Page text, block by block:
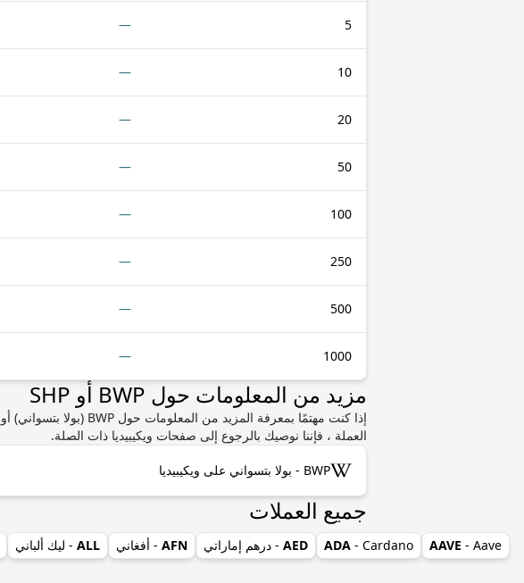
5
—
10
—
20
—
50
—
100
—
250
—
500
—
1000
—
مزيد من المعلومات حول BWP أو SHP
العملة ، فإننا نوصيك بالرجوع إلى صفحات ويكيبيديا ذات الصلة.
BWP - بولا بتسواني على ويكيبيديا
جميع العملات
AAVE - Aave
ADA - Cardano
AED - درهم إماراتي AFN - أفغاني ALL - ليك ألباني